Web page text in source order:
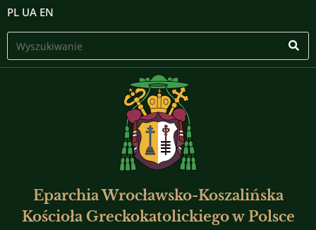
PL UA EN
Eparchia Wrocławsko-Koszalińska
Kościoła Greckokatolickiego w Polsce